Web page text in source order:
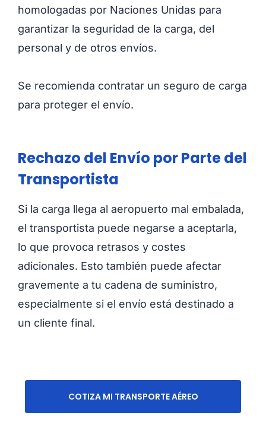
homologadas por Naciones Unidas para
garantizar la seguridad de la carga, del
personal y de otros envíos.
Se recomienda contratar un seguro de carga
para proteger el envío.
Rechazo del Envío por Parte del
Transportista
Si la carga llega al aeropuerto mal embalada,
el transportista puede negarse a aceptarla,
lo que provoca retrasos y costes
adicionales. Esto también puede afectar
gravemente a tu cadena de suministro,
especialmente si el envío está destinado a
un cliente final.
COTIZA MI TRANSPORTE AÉREO